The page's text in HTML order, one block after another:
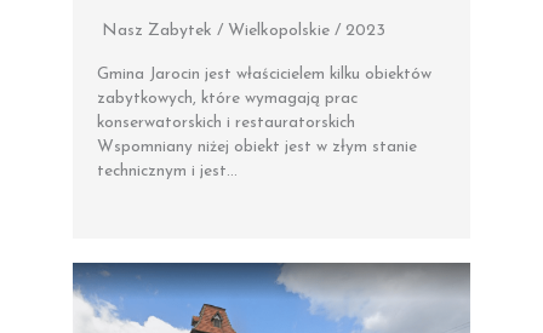
Nasz Zabytek / Wielkopolskie / 2023
Gmina Jarocin jest właścicielem kilku obiektów
zabytkowych, które wymagają prac
konserwatorskich i restauratorskich
Wspomniany niżej obiekt jest w złym stanie
technicznym i jest…